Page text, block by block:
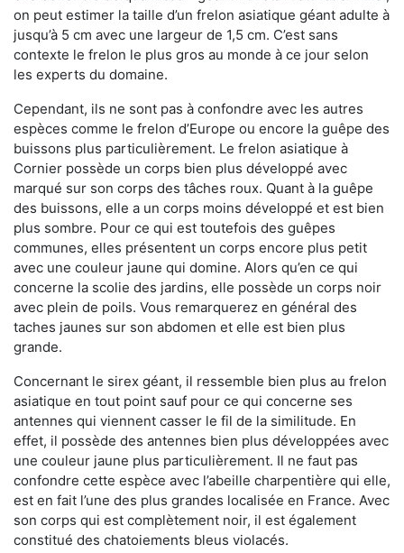
on peut estimer la taille d’un frelon asiatique géant adulte à
jusqu’à 5 cm avec une largeur de 1,5 cm. C’est sans
contexte le frelon le plus gros au monde à ce jour selon
les experts du domaine.
Cependant, ils ne sont pas à confondre avec les autres
espèces comme le frelon d’Europe ou encore la guêpe des
buissons plus particulièrement. Le frelon asiatique à
Cornier possède un corps bien plus développé avec
marqué sur son corps des tâches roux. Quant à la guêpe
des buissons, elle a un corps moins développé et est bien
plus sombre. Pour ce qui est toutefois des guêpes
communes, elles présentent un corps encore plus petit
avec une couleur jaune qui domine. Alors qu’en ce qui
concerne la scolie des jardins, elle possède un corps noir
avec plein de poils. Vous remarquerez en général des
taches jaunes sur son abdomen et elle est bien plus
grande.
Concernant le sirex géant, il ressemble bien plus au frelon
asiatique en tout point sauf pour ce qui concerne ses
antennes qui viennent casser le fil de la similitude. En
effet, il possède des antennes bien plus développées avec
une couleur jaune plus particulièrement. Il ne faut pas
confondre cette espèce avec l’abeille charpentière qui elle,
est en fait l’une des plus grandes localisée en France. Avec
son corps qui est complètement noir, il est également
constitué des chatoiements bleus violacés.